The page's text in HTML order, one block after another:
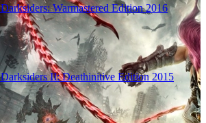
Darksiders: Warmastered Edition2016
Darksiders II: Deathinitive Edition 2015